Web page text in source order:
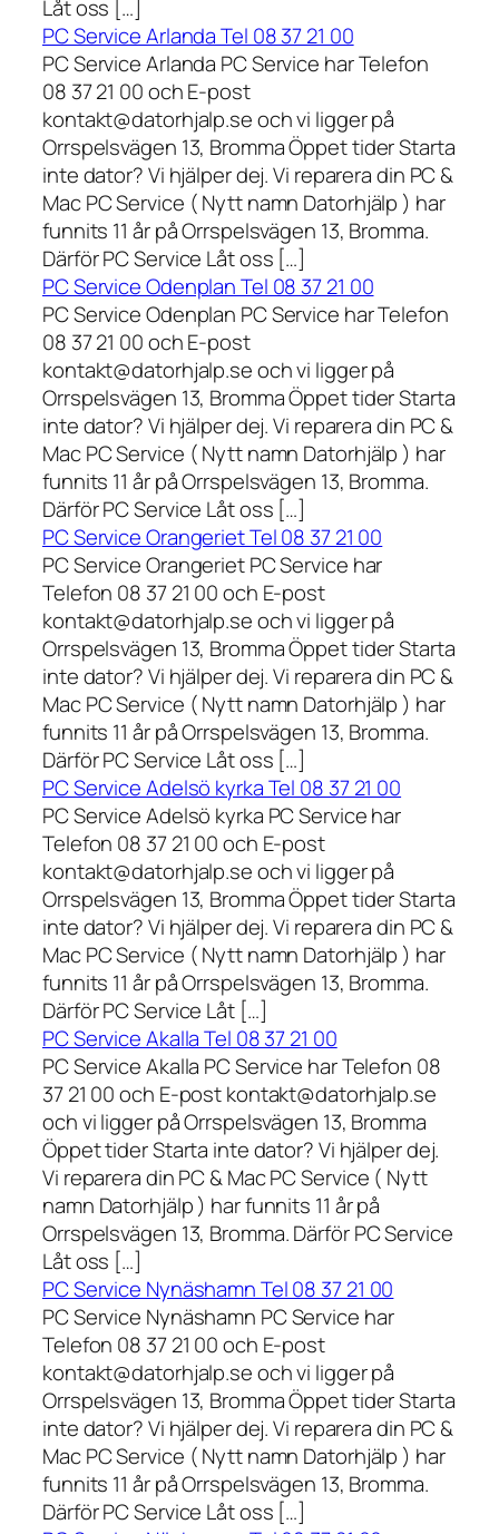
Låt oss […]
PC Service Arlanda Tel 08 37 21 00
PC Service Arlanda PC Service har Telefon
08 37 21 00 och E-post
kontakt@datorhjalp.se och vi ligger på
Orrspelsvägen 13, Bromma Öppet tider Starta
inte dator? Vi hjälper dej. Vi reparera din PC &
Mac PC Service ( Nytt namn Datorhjälp ) har
funnits 11 år på Orrspelsvägen 13, Bromma.
Därför PC Service Låt oss […]
PC Service Odenplan Tel 08 37 21 00
PC Service Odenplan PC Service har Telefon
08 37 21 00 och E-post
kontakt@datorhjalp.se och vi ligger på
Orrspelsvägen 13, Bromma Öppet tider Starta
inte dator? Vi hjälper dej. Vi reparera din PC &
Mac PC Service ( Nytt namn Datorhjälp ) har
funnits 11 år på Orrspelsvägen 13, Bromma.
Därför PC Service Låt oss […]
PC Service Orangeriet Tel 08 37 21 00
PC Service Orangeriet PC Service har
Telefon 08 37 21 00 och E-post
kontakt@datorhjalp.se och vi ligger på
Orrspelsvägen 13, Bromma Öppet tider Starta
inte dator? Vi hjälper dej. Vi reparera din PC &
Mac PC Service ( Nytt namn Datorhjälp ) har
funnits 11 år på Orrspelsvägen 13, Bromma.
Därför PC Service Låt oss […]
PC Service Adelsö kyrka Tel 08 37 21 00
PC Service Adelsö kyrka PC Service har
Telefon 08 37 21 00 och E-post
kontakt@datorhjalp.se och vi ligger på
Orrspelsvägen 13, Bromma Öppet tider Starta
inte dator? Vi hjälper dej. Vi reparera din PC &
Mac PC Service ( Nytt namn Datorhjälp ) har
funnits 11 år på Orrspelsvägen 13, Bromma.
Därför PC Service Låt […]
PC Service Akalla Tel 08 37 21 00
PC Service Akalla PC Service har Telefon 08
37 21 00 och E-post kontakt@datorhjalp.se
och vi ligger på Orrspelsvägen 13, Bromma
Öppet tider Starta inte dator? Vi hjälper dej.
Vi reparera din PC & Mac PC Service ( Nytt
namn Datorhjälp ) har funnits 11 år på
Orrspelsvägen 13, Bromma. Därför PC Service
Låt oss […]
PC Service Nynäshamn Tel 08 37 21 00
PC Service Nynäshamn PC Service har
Telefon 08 37 21 00 och E-post
kontakt@datorhjalp.se och vi ligger på
Orrspelsvägen 13, Bromma Öppet tider Starta
inte dator? Vi hjälper dej. Vi reparera din PC &
Mac PC Service ( Nytt namn Datorhjälp ) har
funnits 11 år på Orrspelsvägen 13, Bromma.
Därför PC Service Låt oss […]